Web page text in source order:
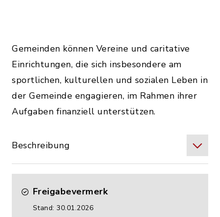
Gemeinden können Vereine und caritative
Einrichtungen, die sich insbesondere am
sportlichen, kulturellen und sozialen Leben in
der Gemeinde engagieren, im Rahmen ihrer
Aufgaben finanziell unterstützen.
Beschreibung
Freigabevermerk
Stand: 30.01.2026